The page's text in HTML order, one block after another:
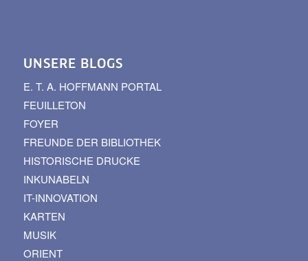
UNSERE BLOGS
E. T. A. HOFFMANN PORTAL
FEUILLETON
FOYER
FREUNDE DER BIBLIOTHEK
HISTORISCHE DRUCKE
INKUNABELN
IT-INNOVATION
KARTEN
MUSIK
ORIENT